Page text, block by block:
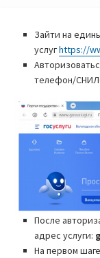
Зайти на
услугhttps://
телефон/
После
адрес услуги:
На первом